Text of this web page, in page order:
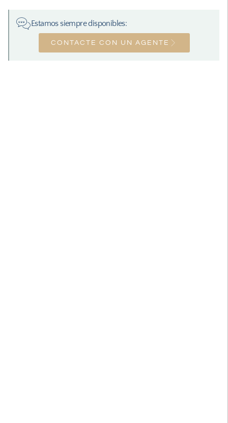
Estamos siempre disponibles:
CONTACTE CON UN AGENTE